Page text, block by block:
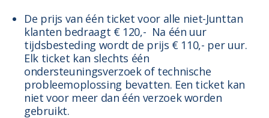
De prijs van één ticket voor alle niet-Junttan
klanten bedraagt € 120,- Na één uur
tijdsbesteding wordt de prijs € 110,- per uur.
Elk ticket kan slechts één
ondersteuningsverzoek of technische
probleemoplossing bevatten. Een ticket kan
niet voor meer dan één verzoek worden
gebruikt.